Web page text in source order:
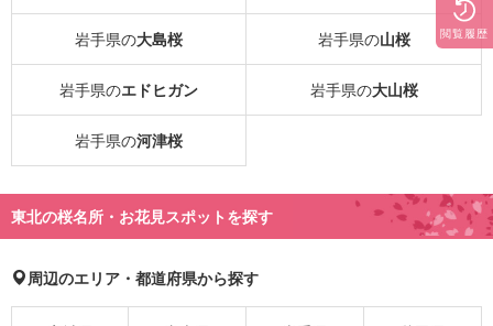
岩手県の大島桜 岩手県の山桜
岩手県のエドヒガン 岩手県の大山桜
岩手県の河津桜
東北の桜名所・お花見スポットを探す
周辺のエリア・都道府県から探す
閲覧履歴